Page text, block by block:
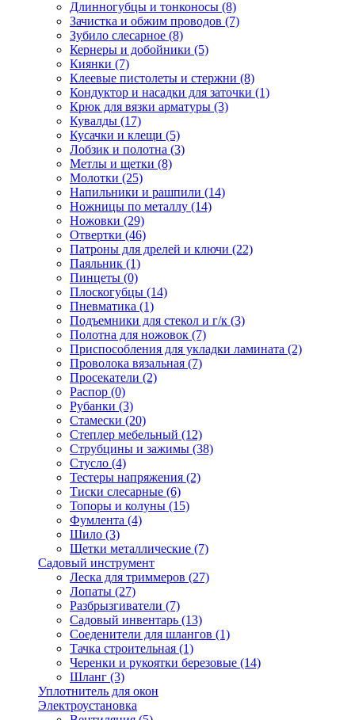
Длинногубцы и тонконосы (8)
Зачистка и обжим проводов (7)
Зубило слесарное (8)
Кернеры и добойники (5)
Киянки (7)
Клеевые пистолеты и стержни (8)
Кондуктор и насадки для заточки (1)
Крюк для вязки арматуры (3)
Кувалды (17)
Кусачки и клещи (5)
Лобзик и полотна (3)
Метлы и щетки (8)
Молотки (25)
Напильники и рашпили (14)
Ножницы по металлу (14)
Ножовки (29)
Отвертки (46)
Патроны для дрелей и ключи (22)
Паяльник (1)
Пинцеты (0)
Плоскогубцы (14)
Пневматика (1)
Подъемники для стекол и г/к (3)
Полотна для ножовок (7)
Приспособления для укладки ламината (2)
Проволока вязальная (7)
Просекатели (2)
Распор (0)
Рубанки (3)
Стамески (20)
Степлер мебельный (12)
Струбцины и зажимы (38)
Стусло (4)
Тестеры напряжения (2)
Тиски слесарные (6)
Топоры и колуны (15)
Фумлента (4)
Шило (3)
Щетки металлические (7)
Садовый инструмент
Леска для триммеров (27)
Лопаты (27)
Разбрызгиватели (7)
Садовый инвентарь (13)
Соеденители для шлангов (1)
Тачка строительная (1)
Черенки и рукоятки березовые (14)
Шланг (3)
Уплотнитель для окон
Электроустановка